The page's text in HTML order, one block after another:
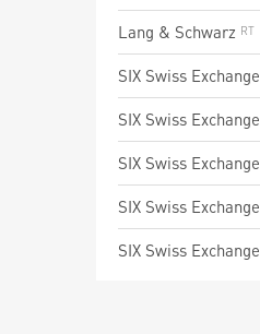
Lang & Schwarz
SIX Swiss Exchange
SIX Swiss Exchange
SIX Swiss Exchange
SIX Swiss Exchange
SIX Swiss Exchange